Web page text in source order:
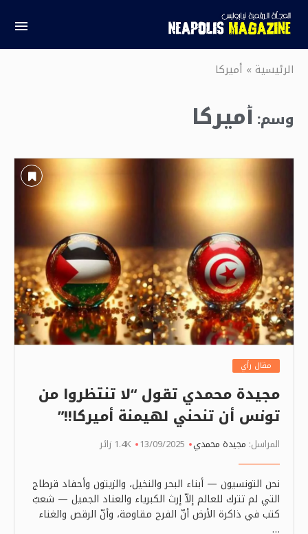
الرئيسية» أميركا
وسم: أميركا
مقال رأي
مجيدة محمدي تقول “لا تنتظروا من
تونس أن تنحني لهيمنة أميركا!!”
المراسل: مجيدة محمدي 13/09/2025 1.4K زائر
نحن التونسيون — أبناء البحر والنخيل، والزيتون وأحفاد قرطاج
التي لم تترك للعالم إلاّ إرث الكبرياء والعناد الجميل — شعبٌ
كتب في ذاكرة الأرض أنّ الفرح مقاومة، وأنّ الرقص والغناء
…